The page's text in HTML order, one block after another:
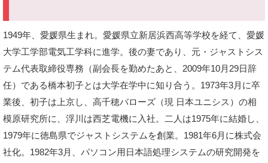
1949年、愛媛県生まれ。愛媛県立新居浜西高等学校を経て、愛媛
大学工学部電気工学科に進学。後の妻であり、元・ジャストシス
テム代表取締役専務（副会長を勤めたあと、2009年10月29日辞
任）である橋本初子とは大学在学中に知り合う。1973年3月に卒
業後、初子は上京し、高千穂バローズ（現 日本ユニシス）の相
模原研究所に、浮川は西芝電機に入社。二人は1975年に結婚し、
1979年に徳島県でジャストシステムを創業。1981年6月に株式会
社化。1982年3月、パソコン用日本語処理システムの研究開発を